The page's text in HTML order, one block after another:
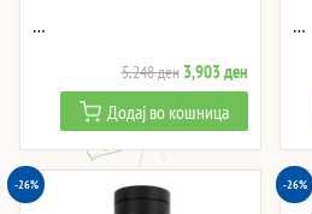
…
5,248ден Original
price
was:
5,248 ден.
3,903денCurrent
price
is:
3,903
Додај во кошница
…
-26% -26%